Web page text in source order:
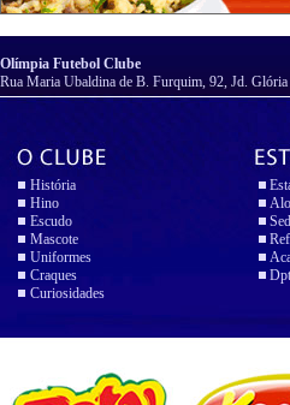
Olímpia Futebol Clube
Rua Maria Ubaldina de B. Furquim, 92, Jd.
História
Hino
Escudo
Mascote
Uniformes
Craques
Curiosidades